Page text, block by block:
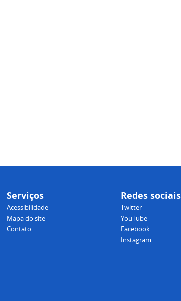
Serviços
Acessibilidade
Mapa do site
Contato
Redes sociais
Twitter
YouTube
Facebook
Instagram